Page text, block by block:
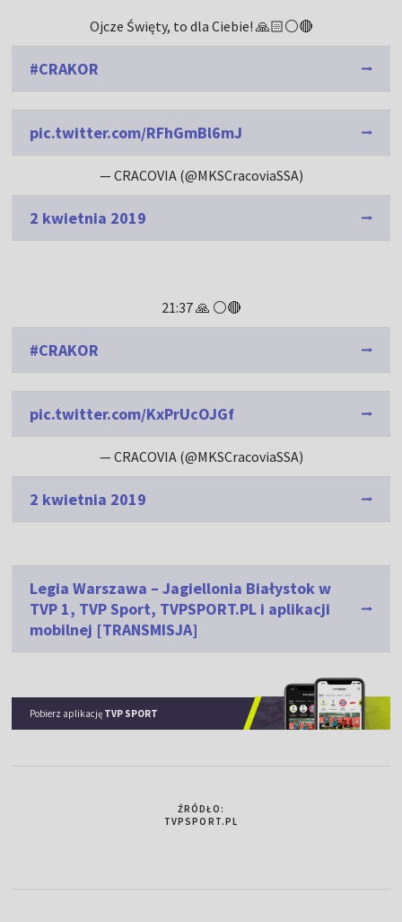
Ojcze Święty, to dla Ciebie! 🙏🏻⚪️🔴
#CRAKOR
pic.twitter.com/RFhGmBl6mJ
— CRACOVIA (@MKSCracoviaSSA)
2 kwietnia 2019
21:37 🙏 ⚪🔴
#CRAKOR
pic.twitter.com/KxPrUcOJGf
— CRACOVIA (@MKSCracoviaSSA)
2 kwietnia 2019
Legia Warszawa – Jagiellonia Białystok w
TVP 1, TVP Sport, TVPSPORT.PL i aplikacji
mobilnej [TRANSMISJA]
Pobierz aplikację TVP SPORT
ŹRÓDŁO:
TVPSPORT.PL